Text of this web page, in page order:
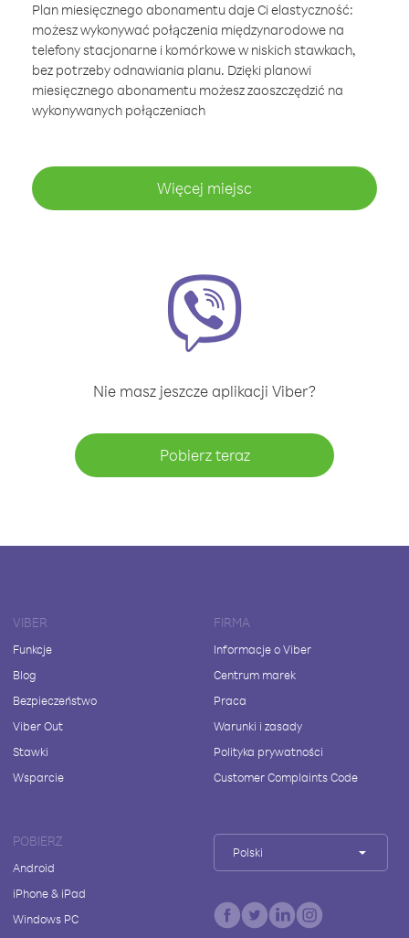
Plan miesięcznego abonamentu daje Ci elastyczność:
możesz wykonywać połączenia międzynarodowe na
telefony stacjonarne i komórkowe w niskich stawkach,
bez potrzeby odnawiania planu. Dzięki planowi
miesięcznego abonamentu możesz zaoszczędzić na
wykonywanych połączeniach
Więcej miejsc
Nie masz jeszcze aplikacji Viber?
Pobierz teraz
VIBER
Funkcje
Blog
Bezpieczeństwo
Viber Out
Stawki
Wsparcie
FIRMA
Informacje o Viber
Centrum marek
Praca
Warunki i zasady
Polityka prywatności
Customer Complaints Code
POBIERZ
Android
iPhone & iPad
Windows PC
Polski